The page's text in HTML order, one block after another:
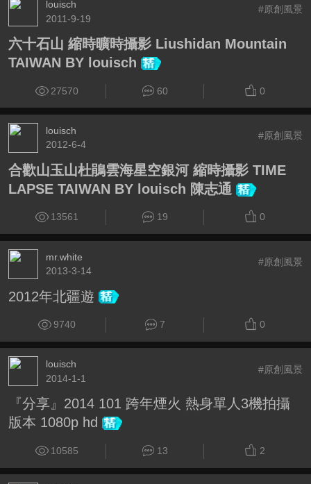
louisch
2011-9-19
#原創風景
六十石山 縮時曠時攝影 Liushidan Mountain
TAIWAN BY louisch
27570 60 0
louisch
2012-6-4
#原創風景
合歡山玉山杜鵑雲海星空銀河 縮時攝影 TIME
LAPSE TAIWAN BY louisch 陳志通
13561 19 0
mr.white
2013-3-14
#原創風景
2012年北疆遊
9740 7 0
louisch
2014-1-1
#原創風景
『分享』2014 101 跨年煙火 熱身單人3機拍攝
版本 1080p hd
10585 13 2